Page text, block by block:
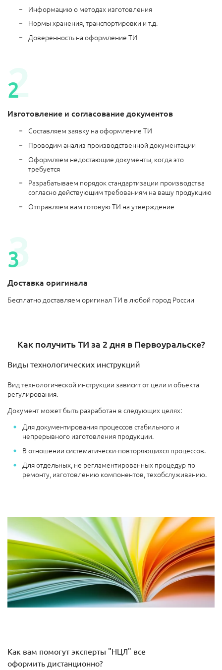
Информацию о методах изготовления
Нормы хранения, транспортировки и т.д.
Доверенность на оформление ТИ
Изготовление и согласование документов
Составляем заявку на оформление ТИ
Проводим анализ производственной документации
Оформляем недостающие документы, когда это
требуется
Разрабатываем порядок стандартизации производства
согласно действующим требованиям на вашу продукцию
Отправляем вам готовую ТИ на утверждение
Доставка оригинала
Бесплатно доставляем оригинал ТИ в любой город России
Как получить ТИ за 2 дня в Первоуральске?
Виды технологических инструкций
Вид технологической инструкции зависит от цели и объекта
регулирования.
Документ может быть разработан в следующих целях:
Для документирования процессов стабильного и
непрерывного изготовления продукции.
В отношении систематически-повторяющихся процессов.
Для отдельных, не регламентированных процедур по
ремонту, изготовлению компонентов, техобслуживанию.
Как вам помогут эксперты "НЦЛ" все
оформить дистанционно?